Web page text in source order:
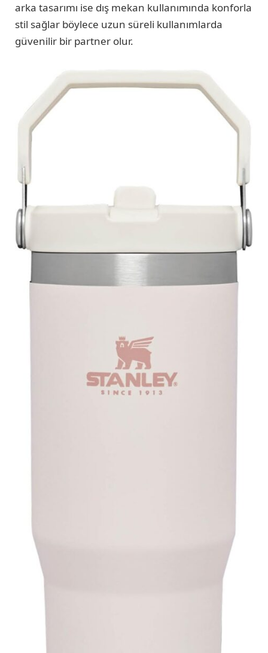
arka tasarımı ise dış mekan kullanımında konforla
stil sağlar böylece uzun süreli kullanımlarda
güvenilir bir partner olur.